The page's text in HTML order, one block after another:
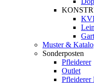
Muster &
Sonderposten
Pfleiderer
Outlet